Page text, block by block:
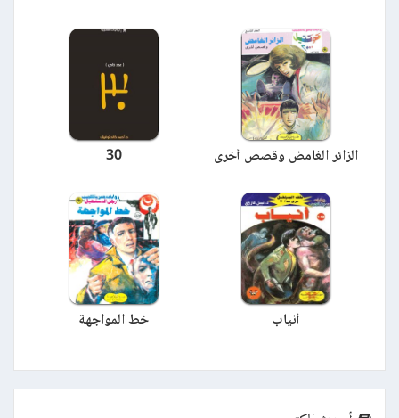
الزائر الغامض وقصص أخرى 30
أنياب خط المواجهة